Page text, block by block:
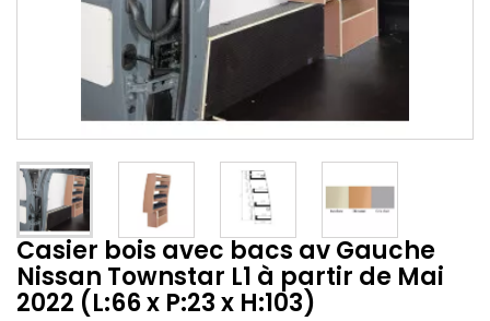
Casier bois avec bacs av Gauche
Nissan Townstar L1 à partir de Mai
2022 (L:66 x P:23 x H:103)